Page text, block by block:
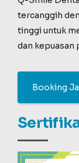
tercanggih
tinggi untuk
dan kepuasan
Booking